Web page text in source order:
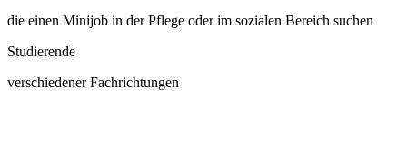
die einen Minijob in der Pflege oder im sozialen Bereich suchen
Studierende
verschiedener Fach­richtungen